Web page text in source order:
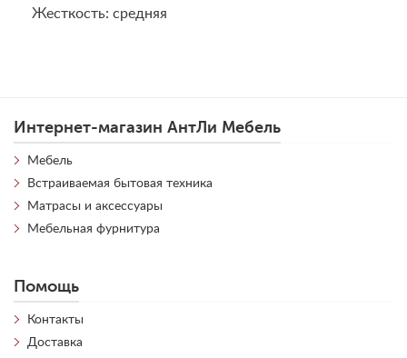
Жесткость: средняя
Интернет-магазин АнтЛи Мебель
Мебель
Встраиваемая бытовая техника
Матрасы и аксессуары
Мебельная фурнитура
Помощь
Контакты
Доставка